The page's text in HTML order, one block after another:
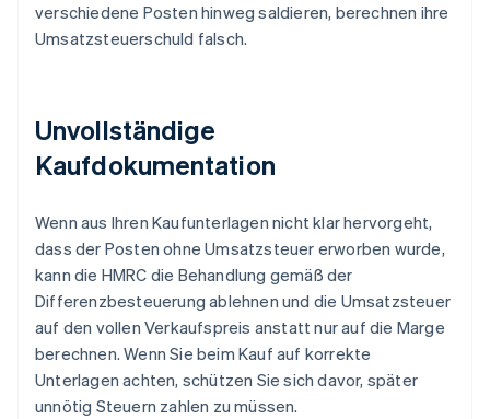
verschiedene Posten hinweg saldieren, berechnen ihre
Umsatzsteuerschuld falsch.
Unvollständige
Kaufdokumentation
Wenn aus Ihren Kaufunterlagen nicht klar hervorgeht,
dass der Posten ohne Umsatzsteuer erworben wurde,
kann die HMRC die Behandlung gemäß der
Differenzbesteuerung ablehnen und die Umsatzsteuer
auf den vollen Verkaufspreis anstatt nur auf die Marge
berechnen. Wenn Sie beim Kauf auf korrekte
Unterlagen achten, schützen Sie sich davor, später
unnötig Steuern zahlen zu müssen.